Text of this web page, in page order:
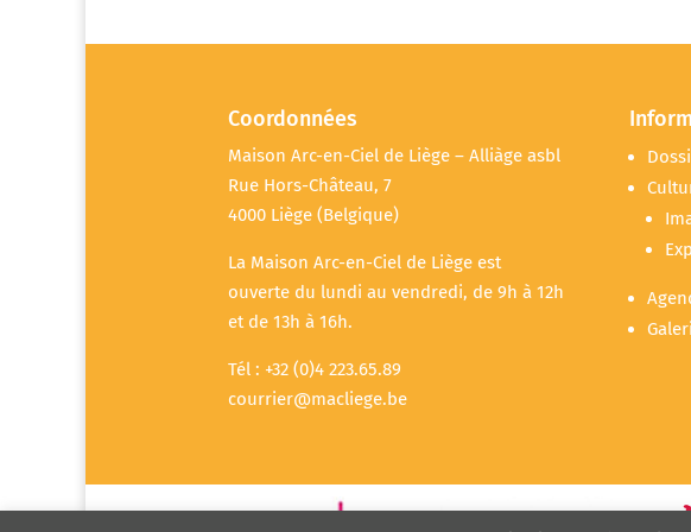
Coordonnées
Maison Arc-en-Ciel de Liège – Alliàge asbl
Rue Hors-Château, 7
4000 Liège (Belgique)
La Maison Arc-en-Ciel de Liège est
ouverte du lundi au vendredi, de 9h à 12h
et de 13h à 16h.
Tél : +32 (0)4 223.65.89
courrier@macliege.be